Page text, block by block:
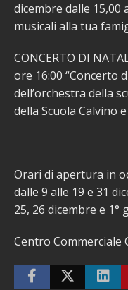
dicembre dalle
musicali alla tua
CONCERTO DI
ore 16:00 “Concerto
dell’orchestra della
della Scuola Calvino
Orari di apertura in
dalle 9 alle 19 e 31
25, 26 dicembre e 1°
Centro Commerciale